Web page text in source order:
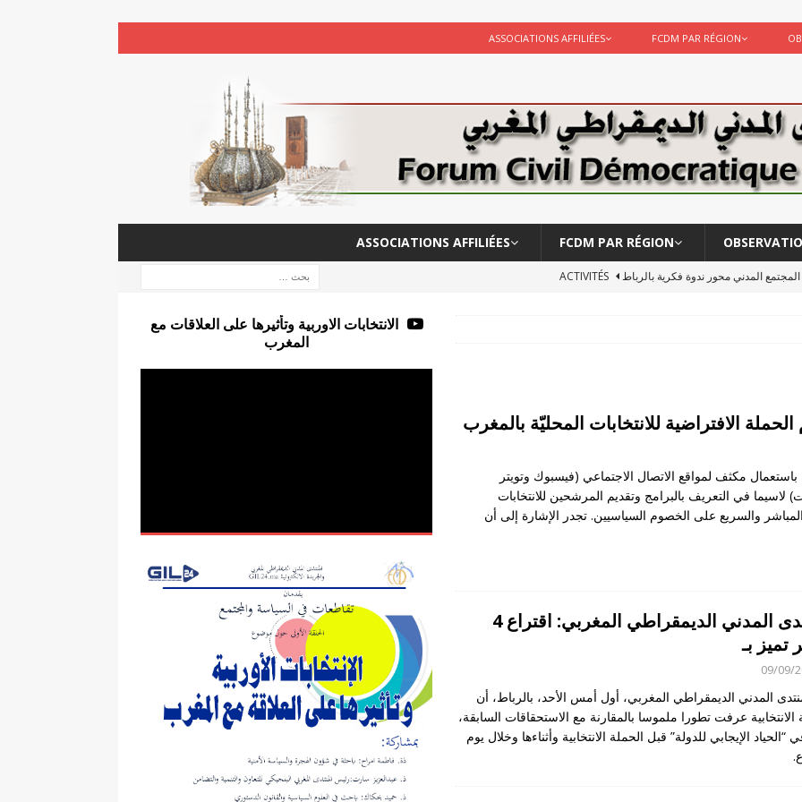
FCDM PAR RÉGION
ASSOCIATIONS AFFILIÉES
FCDM PAR RÉGION
ASSOCIATIONS AFFILIÉES
المجتمع المدني محور ندوة فكرية بالرباط
observateurs
الافتراضية للانتخابات المحليّة بالمغرب
باستعمال مكثف لمواقع الاتصال الاجتماعي (فيسبوك وتويتر
لاسيما في التعريف بالبرامج وتقديم المرشحين للانتخابات
المباشر والسريع على الخصوم السياسيين. تجدر الإشارة إلى أن
المنتدى المدني الديمقراطي المغربي: اقتراع 4
تميز بـ
09/09/
المدني الديمقراطي المغربي، أول أمس الأحد، بالرباط، أن
الانتخابية عرفت تطورا ملموسا بالمقارنة مع الاستحقاقات السابقة،
“الحياد الإيجابي للدولة” قبل الحملة الانتخابية وأثناءها وخلال يوم
الانتخابات الاوربية وتأثيرها على العلاقات مع
المغرب